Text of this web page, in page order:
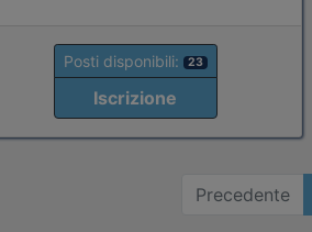
Posti disponibili: 23
Iscrizione
Precedente